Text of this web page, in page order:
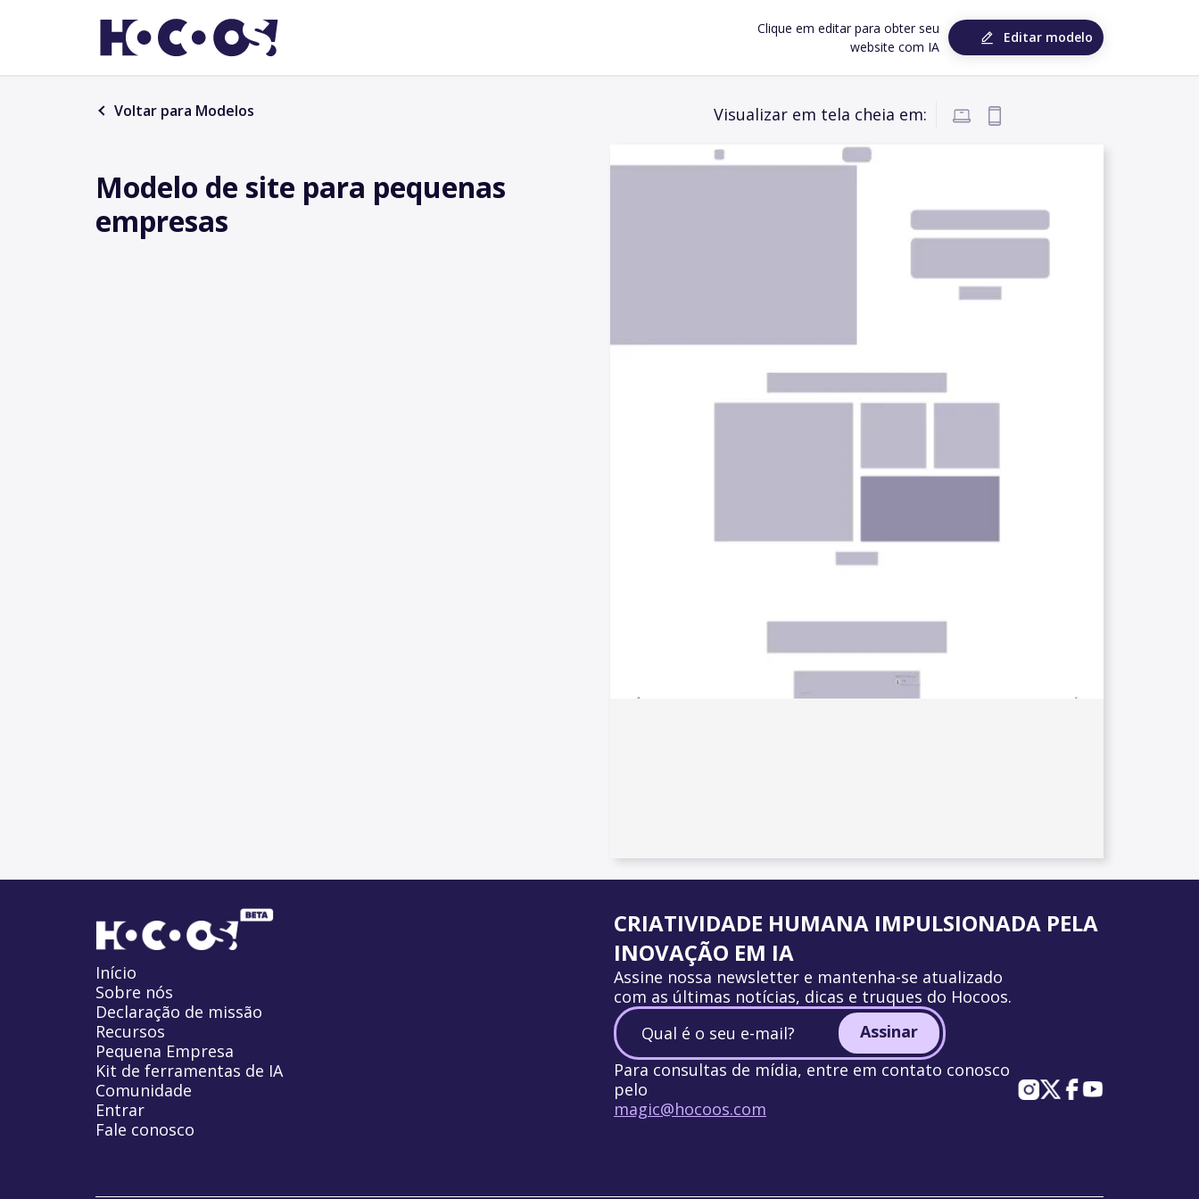
Clique em editar para obter seu
website com IA
Editar modelo
Voltar para Modelos
Modelo de site para pequenas
empresas
Visualizar em tela cheia em:
Início
Sobre nós
Declaração de missão
Recursos
Pequena Empresa
Kit de ferramentas de IA
Comunidade
Entrar
Fale conosco
CRIATIVIDADE HUMANA IMPULSIONADA PELA
INOVAÇÃO EM IA
Assine nossa newsletter e mantenha-se atualizado
com as últimas notícias, dicas e truques do Hocoos.
Assinar
Para consultas de mídia, entre em contato conosco
pelo
magic@hocoos.com